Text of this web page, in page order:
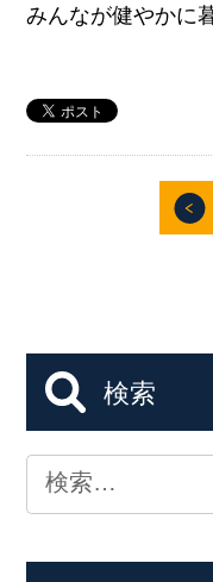
みんなが健やかに
検索